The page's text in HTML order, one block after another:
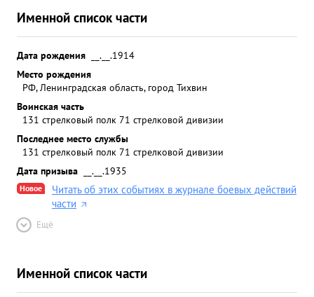
Именной список части
Дата рождения
__.__.1914
Место рождения
РФ, Ленинградская область, город Тихвин
Воинская часть
131 стрелковый полк 71 стрелковой дивизии
Последнее место службы
131 стрелковый полк 71 стрелковой дивизии
Дата призыва
__.__.1935
Новое
Читать об этих событиях в журнале боевых действий
части
Ещё
Именной список части